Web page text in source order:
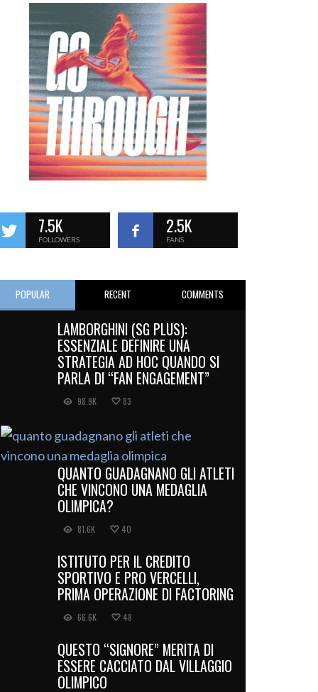
7.5K
FOLLOWERS
2.5K
FANS
POPULAR RECENT COMMENTS
LAMBORGHINI (SG PLUS):
ESSENZIALE DEFINIRE UNA
STRATEGIA AD HOC QUANDO SI
PARLA DI “FAN ENGAGEMENT”
98.9K 83
QUANTO GUADAGNANO GLI ATLETI
CHE VINCONO UNA MEDAGLIA
OLIMPICA?
81.6K 40
ISTITUTO PER IL CREDITO
SPORTIVO E PRO VERCELLI,
PRIMA OPERAZIONE DI FACTORING
66.6K 48
QUESTO “SIGNORE” MERITA DI
ESSERE CACCIATO DAL VILLAGGIO
OLIMPICO